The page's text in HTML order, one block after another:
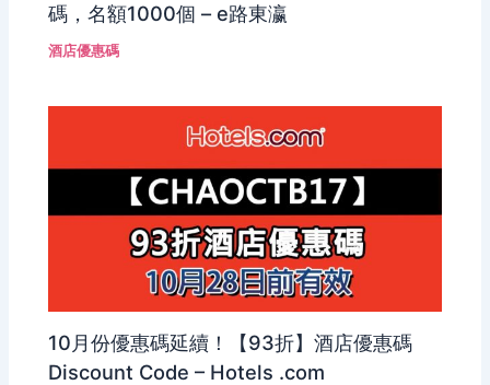
碼，名額1000個 – e路東瀛
酒店優惠碼
10月份優惠碼延續！【93折】酒店優惠碼
Discount Code – Hotels .com